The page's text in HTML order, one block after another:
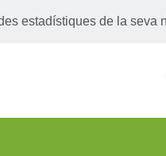
estadístiques de la